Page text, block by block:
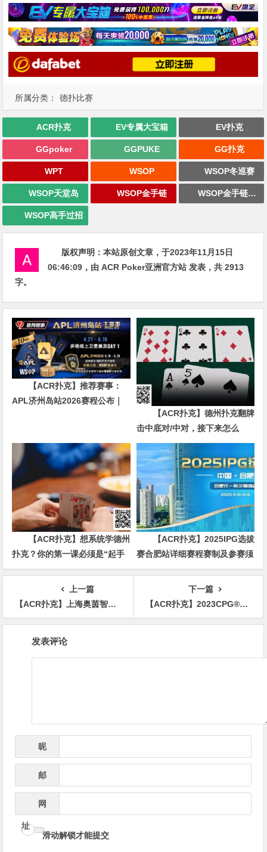
所属分类： 德扑比赛
ACR扑克 EV专属大宝箱 EV扑克
GGpoker GGPUKE GG扑克
WPT WSOP WSOP冬巡赛
WSOP天堂岛 WSOP金手链 WSOP金手链战报
WSOP高手过招
版权声明：本站原创文章，于2023年11月15日
06:46:09 ，由ACR Poker亚洲官方站 发表，共 2913
字。
【ACR扑克】推荐赛事：
APL济州岛站2026赛程公布｜
【ACR扑克】德州扑克翻牌
击中底对/中对，接下来怎么
办？90%玩家都犯错的关键点！
【ACR扑克】想系统学德州
扑克？你的第一课必须是“起手
牌范围”
【ACR扑克】2025IPG选拔
赛合肥站详细赛程赛制及参赛须
知发布（更新版）
上一篇
【ACR扑克】上海奥茵智竞丨月度金鹰赛 冠军保底1188888竞技点 11月6日-9日火热开启
下一篇
【ACR扑克】2023CPG®横琴选拔赛｜深圳选手楼家乐夺下主赛“大银龙”奖杯获得人生首冠，非常感谢知名牌手陈光城
发表评论
昵
邮
网
址
滑动解锁才能提交